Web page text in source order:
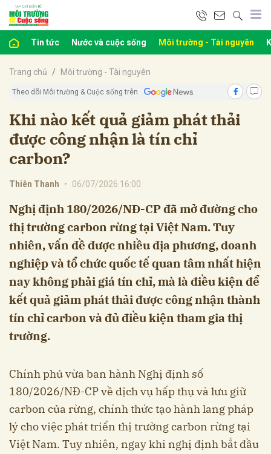
Tin tức Nước và cuộc sống Môi trường - Tài nguyên
Trang chủ Môi trường - Tài nguyên
Theo dõi Môi trường & Cuộc sống trên
Khi nào kết quả giảm phát thải
được công nhận là tín chỉ
carbon?
Thiên Thanh • 06/07/2026 16:00
Nghị định 180/2026/NĐ-CP đã mở đường cho
thị trường carbon rừng tại Việt Nam. Tuy
nhiên, vấn đề được nhiều địa phương, doanh
nghiệp và tổ chức quốc tế quan tâm nhất hiện
nay không phải giá tín chỉ, mà là điều kiện để
kết quả giảm phát thải được công nhận thành
tín chỉ carbon và đủ điều kiện tham gia thị
trường.
Chính phủ vừa ban hành Nghị định số
180/2026/NĐ-CP về dịch vụ hấp thụ và lưu giữ
carbon của rừng, chính thức tạo hành lang pháp
lý cho việc phát triển thị trường carbon rừng tại
Việt Nam. Tuy nhiên, ngay khi nghị định bắt đầu
Hủy